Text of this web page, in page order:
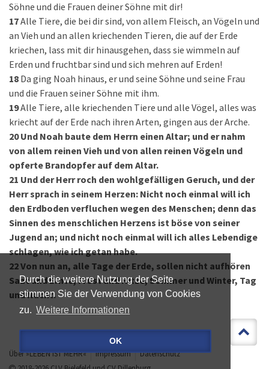
Durch die weitere Nutzung der Seite
stimmen Sie der Verwendung von Cookies
zu. Weitere Informationen
OK
Söhne und die Frauen deiner Söhne mit dir!
17Alle Tiere, die bei dir sind, von allem Fleisch, an Vögeln und
an Vieh und an allen kriechenden Tieren, die auf der Erde
kriechen, lass mit dir hinausgehen, dass sie wimmeln auf
Erden und fruchtbar sind und sich mehren auf Erden!
18 Da ging Noah hinaus, er und seine Söhne und seine Frau
und die Frauen seiner Söhne mit ihm.
19Alle Tiere, alle kriechenden Tiere und alle Vögel, alles was
kriecht auf der Erde nach ihren Arten, gingen aus der Arche.
20 Und Noah baute dem Herrn einen Altar; und er nahm
von allem reinen Vieh und von allen reinen Vögeln und
opferte Brandopfer auf dem Altar.
21 Und der Herr roch den wohlgefälligen Geruch, und der
Herr sprach in seinem Herzen: Nicht noch einmal will ich
den Erdboden verfluchen wegen des Menschen; denn das
Sinnen des menschlichen Herzens ist böse von seiner
Jugend an; und nicht noch einmal will ich alles Lebendige
schlagen, wie ich getan habe.
22Von nun an, alle Tage der Erde, sollen nicht aufhören
Saat und Ernte, Frost und Hitze, Sommer und Winter, Tag
und Nacht.
Über »LEBEN IST MEHR« Impressum
Datenschutz